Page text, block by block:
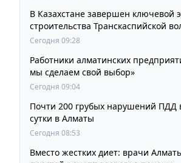
В Казахстане завершен ключевой
строительства Транскаспийской
оптической линии связи
Сегодня 09:28
Работники алматинских
мы сделаем свой выбор»
Сегодня 09:04
Почти 200 грубых нарушений ПДД
сутки в Алматы
Сегодня 08:53
Вместо жестких диет: врачи